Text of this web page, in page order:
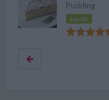
Pudding
Leicht